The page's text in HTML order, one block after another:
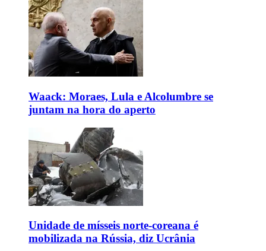
Waack: Moraes, Lula e Alcolumbre se
juntam na hora do aperto
Unidade de mísseis norte-coreana é
mobilizada na Rússia, diz Ucrânia